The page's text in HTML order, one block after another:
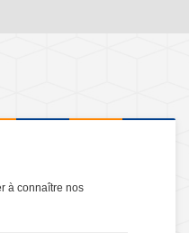
à connaître nos